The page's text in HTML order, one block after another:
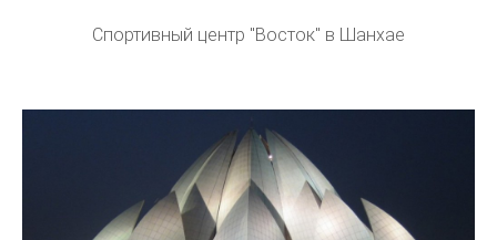
Спортивный центр "Восток" в Шанхае